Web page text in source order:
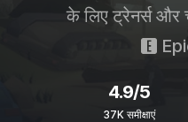
के लिए ट्रेनर्स और
4.9/5
37K समीक्षाएं